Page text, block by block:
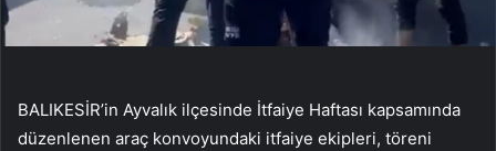
BALIKESİR’in Ayvalık ilçesinde İtfaiye Haftası kapsamında
düzenlenen araç konvoyundaki itfaiye ekipleri, töreni